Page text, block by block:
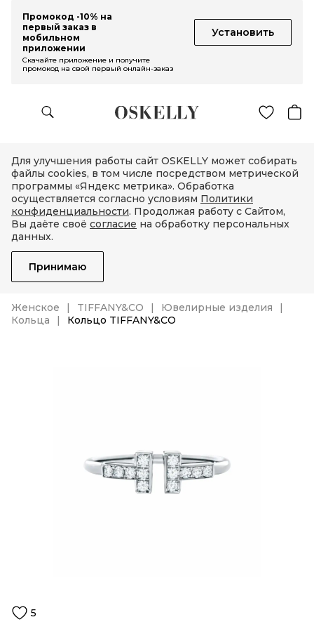
Промокод -10% на
первый заказ в
мобильном
приложении
Установить
Скачайте приложение и получите
промокод на свой первый онлайн-заказ
Для улучшения работы сайт OSKELLY может собирать
файлы cookies, в том числе посредством метрической
программы «Яндекс метрика». Обработка
осуществляется согласно условиям Политики
конфиденциальности. Продолжая работу с Сайтом,
Вы даёте своё согласие на обработку персональных
данных.
Принимаю
Женское TIFFANY&CO
Ювелирные изделия
Кольца
Кольцо TIFFANY&CO
5